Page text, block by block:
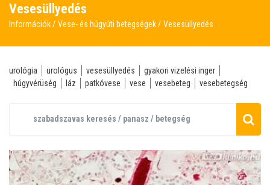
Vesesüllyedés
Információk Vese- és húgyúti betegségek Vesesüllyedés
urológia urológus vesesüllyedés
gyakori vizelési inger
húgyvérüség
láz patkóvese vese vesebeteg vesebetegség